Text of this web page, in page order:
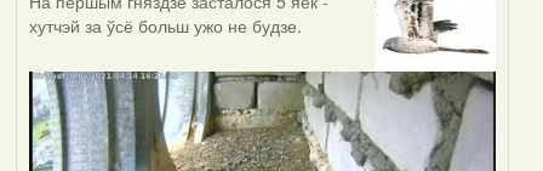
хутчэй за ўсё больш ужо не будзе.